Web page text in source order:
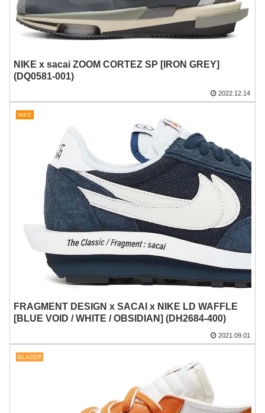
NIKE x sacai ZOOM CORTEZ SP [IRON GREY]
(DQ0581-001)
2022.12.14
NIKE
FRAGMENT DESIGN x SACAI x NIKE LD WAFFLE
[BLUE VOID / WHITE / OBSIDIAN] (DH2684-400)
2021.09.01
BLAZER